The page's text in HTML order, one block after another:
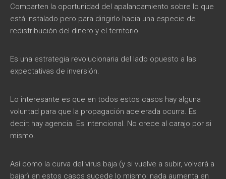
Comparten la oportunidad del apalancamiento sobre lo que
está instalado pero para dirigirlo hacia una especie de
redistribución del dinero y el territorio.
Es una estrategia revolucionaria del lado opuesto a las
expectativas de inversión.
Lo interesante es que en todos estos casos hay alguna
voluntad para que la propagación acelerada ocurra. Es
decir: hay agencia. Es intencional. No crece al carajo por si
mismo.
Así como la curva del virus baja (y si vuelve a subir, volverá a
bajar) en estos casos sucede lo mismo: nada aumenta en